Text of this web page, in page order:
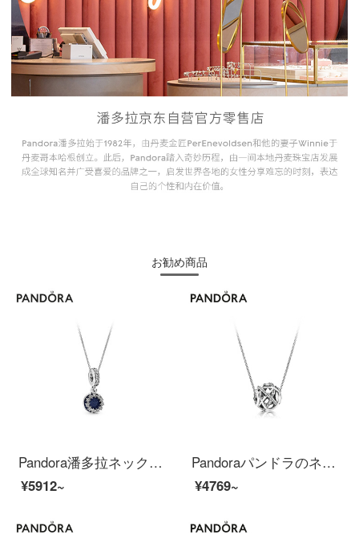
お勧め商品
Pandora潘多拉ネックレス鎖骨チェーン女性925銀浩瀚星河B 801494ファッションアクセサリーは彼女にプレゼントします。
¥5912~
Pandoraパンドラのネックレスの鎖骨チェーンの女性925銀がきらきらと輝く輝く天の川B 801399ファッションアクセサリーは彼女にプレゼントします。
¥4769~